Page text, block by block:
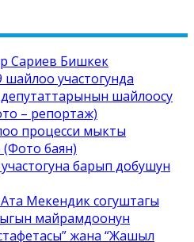
Сариев Бишкек
участогунда
шайлоосу
– репортаж)
процесси мыкты
(Фото баян)
барып добушун
Мекендик согуштагы
майрамдоонун
жана “Жашыл